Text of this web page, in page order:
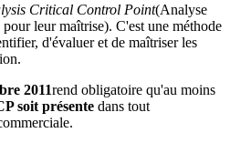
Critical Control Point(Analyse
leur maîtrise). C'est une méthode
d'évaluer et de maîtriser les
2011rend obligatoire qu'au moins
soit présente dans tout